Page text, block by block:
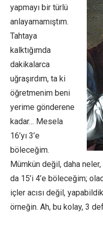
yapmayı bir türlü
anlayamamıştım.
Tahtaya
kalktığımda
dakikalarca
uğraşırdım, ta ki
öğretmenim beni
yerime gönderene
kadar… Mesela
16’yı 3’e
böleceğim.
Mümkün değil, daha neler,
da 15’i 4’e böleceğim;
içler acısı değil,
örneğin. Ah, bu kolay, 3